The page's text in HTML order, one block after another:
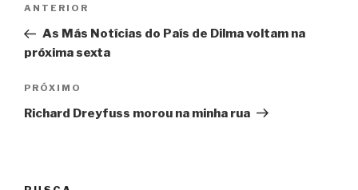
Post
Anterior
ANTERIOR
As Más Notícias do País de Dilma voltam na
próxima sexta
Próximo
PRÓXIMO
Richard Dreyfuss morou na minha rua